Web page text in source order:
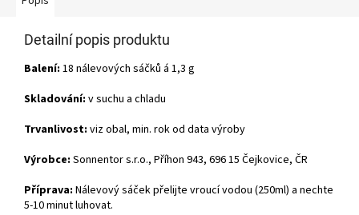
Detailní popis produktu
Balení: 18 nálevových sáčků á 1,3 g
Skladování: v suchu a chladu
Trvanlivost: viz obal, min. rok od data výroby
Výrobce: Sonnentor s.r.o., Příhon 943, 696 15 Čejkovice, ČR
Příprava: Nálevový sáček přelijte vroucí vodou (250ml) a nechte
5-10 minut luhovat.